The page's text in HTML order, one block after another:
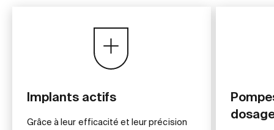
Implants actifs
Grâce à leur efficacité et leur précision